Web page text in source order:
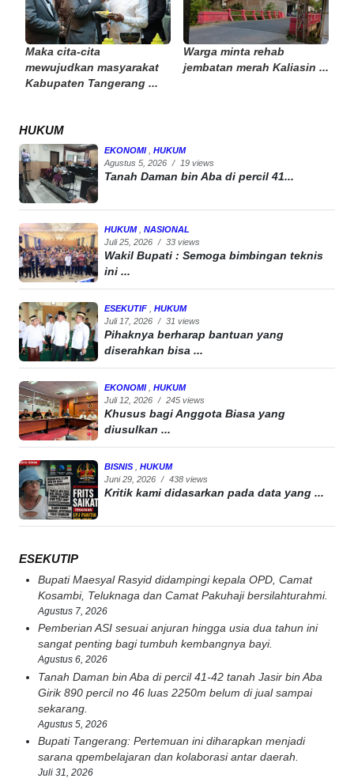
Maka cita-cita
mewujudkan masyarakat
Kabupaten Tangerang ...
Warga minta rehab
jembatan merah Kaliasin ...
HUKUM
EKONOMI
HUKUM
Agustus 5, 2026 / 19 views
Tanah Daman bin Aba di percil 41...
HUKUM
NASIONAL
Juli 25, 2026 / 33 views
Wakil Bupati : Semoga bimbingan teknis
ini ...
ESEKUTIF
HUKUM
Juli 17, 2026 / 31 views
Pihaknya berharap bantuan yang
diserahkan bisa ...
EKONOMI
HUKUM
Juli 12, 2026 / 245 views
Khusus bagi Anggota Biasa yang
diusulkan ...
BISNIS
HUKUM
Juni 29, 2026 / 438 views
Kritik kami didasarkan pada data yang ...
ESEKUTIP
Bupati Maesyal Rasyid didampingi kepala OPD, Camat
Kosambi, Teluknaga dan Camat Pakuhaji bersilahturahmi.
Agustus 7, 2026
Pemberian ASI sesuai anjuran hingga usia dua tahun ini
sangat penting bagi tumbuh kembangnya bayi.
Agustus 6, 2026
Tanah Daman bin Aba di percil 41-42 tanah Jasir bin Aba
Girik 890 percil no 46 luas 2250m belum di jual sampai
sekarang.
Agustus 5, 2026
Bupati Tangerang: Pertemuan ini diharapkan menjadi
sarana qpembelajaran dan kolaborasi antar daerah.
Juli 31, 2026